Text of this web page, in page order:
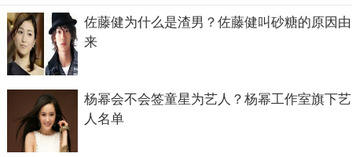
佐藤健为什么是渣男？佐藤健叫砂糖的原因由
来
杨幂会不会签童星为艺人？杨幂工作室旗下艺
人名单